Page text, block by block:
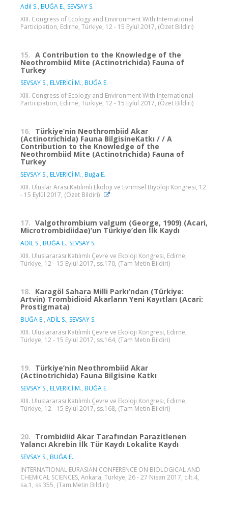
Adil S., BUĞA E., SEVSAY S.
XIII. Congress of Ecology and Environment With International
Participation, Edirne, Türkiye, 12 - 15 Eylül 2017, (Özet Bildiri)
15. A Contribution to the Knowledge of the
Neothrombiid Mite (Actinotrichida) Fauna of
Turkey
SEVSAY S., ELVERİCİ M., BUĞA E.
XIII. Congress of Ecology and Environment With International
Participation, Edirne, Türkiye, 12 - 15 Eylül 2017, (Özet Bildiri)
16. Türkiye’nin Neothrombiid Akar
(Actinotrichida) Fauna BilgisineKatkı / / A
Contribution to the Knowledge of the
Neothrombiid Mite (Actinotrichida) Fauna of
Turkey
SEVSAY S., ELVERİCİ M., Buğa E.
XIII. Uluslar Arası Katılımlı Ekoloji ve Evrimsel Biyoloji Kongresi, 12
- 15 Eylül 2017, (Özet Bildiri)
17. Valgothrombium valgum (George, 1909) (Acari,
Microtrombidiidae)’un Türkiye’den İlk Kaydı
ADİL S., BUĞA E., SEVSAY S.
XIII. Uluslararası Katılımlı Çevre ve Ekoloji Kongresi, Edirne,
Türkiye, 12 - 15 Eylül 2017, ss.170, (Tam Metin Bildiri)
18. Karagöl Sahara Milli Parkı’ndan (Türkiye:
Artvin) Trombidioid Akarların Yeni Kayıtları (Acari:
Prostigmata)
BUĞA E., ADİL S., SEVSAY S.
XIII. Uluslararası Katılımlı Çevre ve Ekoloji Kongresi, Edirne,
Türkiye, 12 - 15 Eylül 2017, ss.164, (Tam Metin Bildiri)
19. Türkiye’nin Neothrombiid Akar
(Actinotrichida) Fauna Bilgisine Katkı
SEVSAY S., ELVERİCİ M., BUĞA E.
XIII. Uluslararası Katılımlı Çevre ve Ekoloji Kongresi, Edirne,
Türkiye, 12 - 15 Eylül 2017, ss.168, (Tam Metin Bildiri)
20. Trombidiid Akar Tarafından Parazitlenen
Yalancı Akrebin İlk Tür Kaydı Lokalite Kaydı
SEVSAY S., BUĞA E.
INTERNATIONAL EURASIAN CONFERENCE ON BIOLOGICAL AND
CHEMICAL SCIENCES, Ankara, Türkiye, 26 - 27 Nisan 2017, cilt.4,
sa.1, ss.355, (Tam Metin Bildiri)